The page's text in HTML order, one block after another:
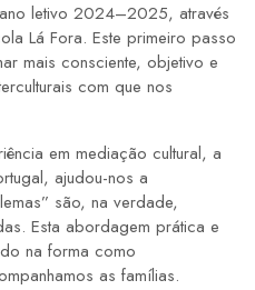
letivo 2024–2025, através
Lá Fora. Este primeiro passo
mais consciente, objetivo e
com que nos
em mediação cultural, a
ajudou-nos a
são, na verdade,
Esta abordagem prática e
na forma como
as famílias.